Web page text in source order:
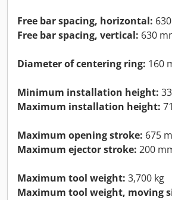
Free bar spacing, horizontal:
Free bar spacing, vertical: 630
Diameter of centering ring: 160
Minimum installation height:
Maximum installation height:
Maximum opening stroke: 675
Maximum ejector stroke: 200
Maximum tool weight: 3,700 kg
Maximum tool weight, moving